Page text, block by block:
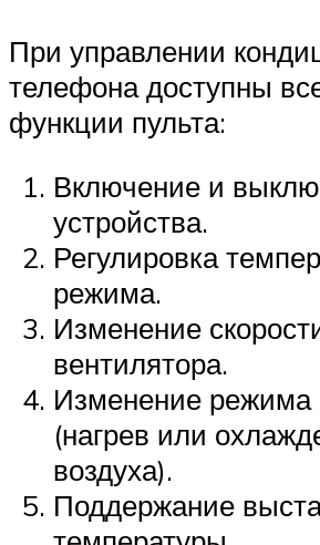
При управлении
телефона доступны
функции пульта:
Включение и
устройства.
Регулировка
режима.
Изменение
вентилятора.
Изменение режима
(нагрев или
воздуха).
Поддержание